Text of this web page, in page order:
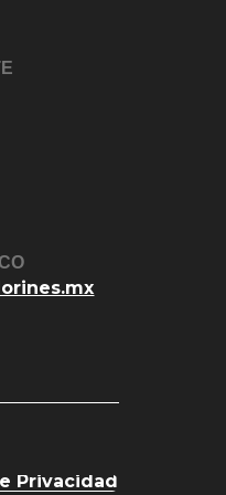
Privacidad